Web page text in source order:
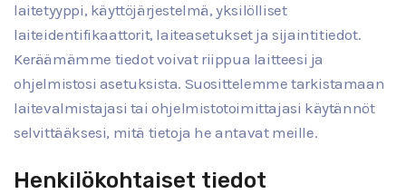
laitetyyppi, käyttöjärjestelmä, yksilölliset
laiteidentifikaattorit, laiteasetukset ja sijaintitiedot.
Keräämämme tiedot voivat riippua laitteesi ja
ohjelmistosi asetuksista. Suosittelemme tarkistamaan
laitevalmistajasi tai ohjelmistotoimittajasi käytännöt
selvittääksesi, mitä tietoja he antavat meille.
Henkilökohtaiset tiedot